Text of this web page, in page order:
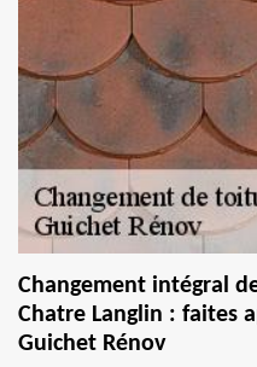
Changement intégral
Chatre Langlin : faites
Guichet Rénov